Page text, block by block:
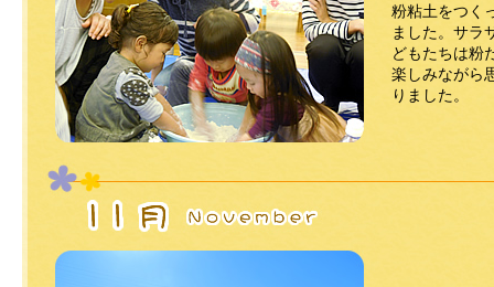
粉粘土をつく
ました。サラ
どもたちは粉
楽しみながら
りました。